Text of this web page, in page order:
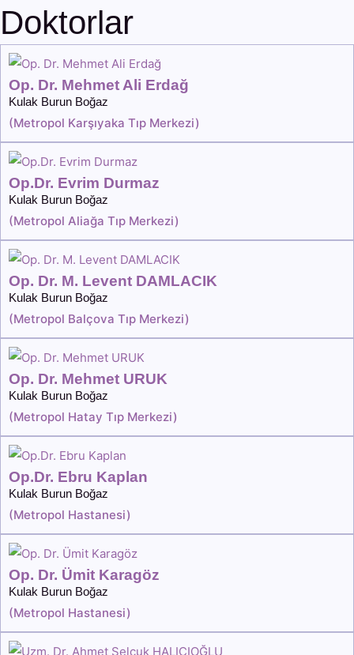
Doktorlar
Op. Dr. Mehmet Ali Erdağ
Kulak Burun Boğaz
(Metropol Karşıyaka Tıp Merkezi)
Op.Dr. Evrim Durmaz
Kulak Burun Boğaz
(Metropol Aliağa Tıp Merkezi)
Op. Dr. M. Levent DAMLACIK
Kulak Burun Boğaz
(Metropol Balçova Tıp Merkezi)
Op. Dr. Mehmet URUK
Kulak Burun Boğaz
(Metropol Hatay Tıp Merkezi)
Op.Dr. Ebru Kaplan
Kulak Burun Boğaz
(Metropol Hastanesi)
Op. Dr. Ümit Karagöz
Kulak Burun Boğaz
(Metropol Hastanesi)